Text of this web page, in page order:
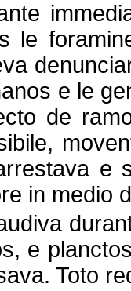
le
e le
de
e
in medio
e
Toto